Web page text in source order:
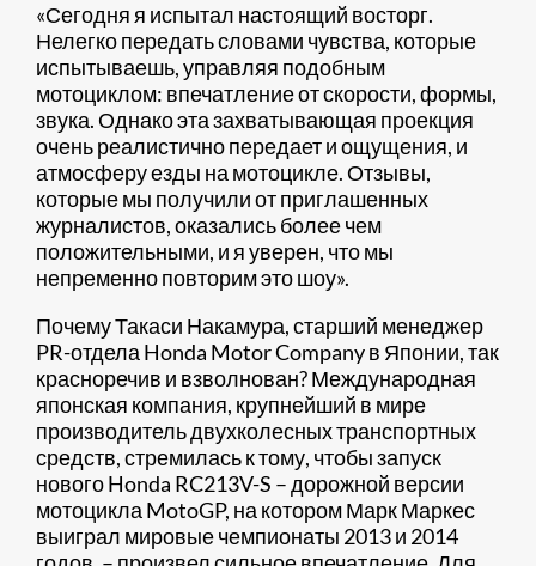
«Сегодня я испытал настоящий восторг.
Нелегко передать словами чувства, которые
испытываешь, управляя подобным
мотоциклом: впечатление от скорости, формы,
звука. Однако эта захватывающая проекция
очень реалистично передает и ощущения, и
атмосферу езды на мотоцикле. Отзывы,
которые мы получили от приглашенных
журналистов, оказались более чем
положительными, и я уверен, что мы
непременно повторим это шоу».
Почему Такаси Накамура, старший менеджер
PR-отдела Honda Motor Company в Японии, так
красноречив и взволнован? Международная
японская компания, крупнейший в мире
производитель двухколесных транспортных
средств, стремилась к тому, чтобы запуск
нового Honda RC213V-S – дорожной версии
мотоцикла MotoGP, на котором Марк Маркес
выиграл мировые чемпионаты 2013 и 2014